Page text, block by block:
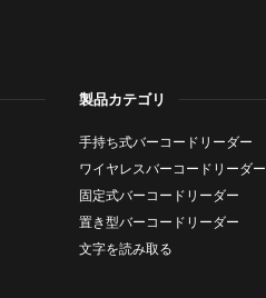
製品カテゴリ
手持ち式バーコードリーダー
ワイヤレスバーコードリーダー
固定式バーコードリーダー
置き型バーコードリーダー
文字を読み取る